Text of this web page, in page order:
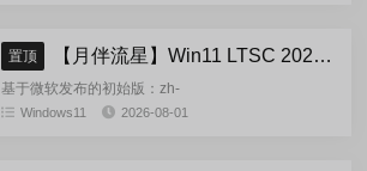
置顶 【月伴流星】Win11 LTSC 2024 完整+适量精简多合一安装版2026.08
基于微软发布的初始版：zh-
Windows11 2026-08-01